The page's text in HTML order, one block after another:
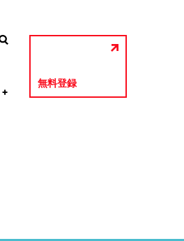
+
無料登録